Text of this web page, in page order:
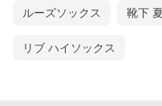
ルーズソックス 靴下 夏
リブ ハイソックス